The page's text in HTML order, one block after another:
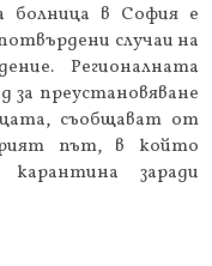
болница в София е
случаи на
Регионалната
за преустановяване
съобщават от
път, в който
заради